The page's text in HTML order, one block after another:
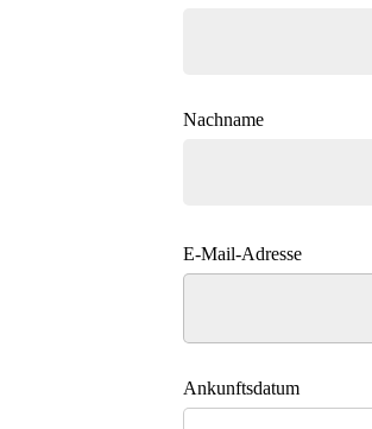
Nachname
E-Mail-Adresse
Ankunftsdatum